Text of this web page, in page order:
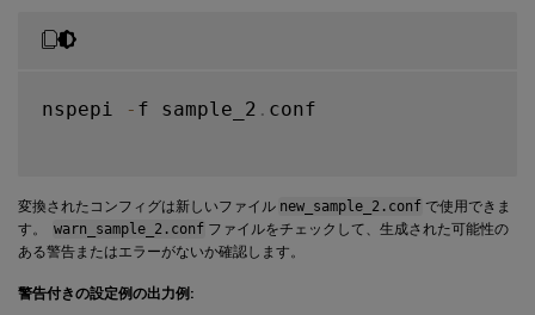
nspepi - f sample_2 . conf
変換されたコンフィグは新しいファイル new_sample_2.conf で使用できま
す。
warn_sample_2.conf ファイルをチェックして、生成された可能性の
ある警告またはエラーがないか確認します。
警告付きの設定例の出力例: